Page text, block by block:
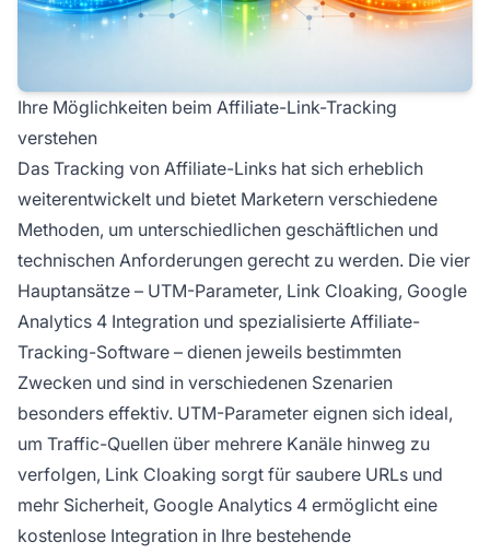
Ihre Möglichkeiten beim Affiliate-Link-Tracking
verstehen
Das Tracking von Affiliate-Links hat sich erheblich
weiterentwickelt und bietet Marketern verschiedene
Methoden, um unterschiedlichen geschäftlichen und
technischen Anforderungen gerecht zu werden. Die vier
Hauptansätze – UTM-Parameter, Link Cloaking, Google
Analytics 4 Integration und spezialisierte Affiliate-
Tracking-Software – dienen jeweils bestimmten
Zwecken und sind in verschiedenen Szenarien
besonders effektiv. UTM-Parameter eignen sich ideal,
um Traffic-Quellen über mehrere Kanäle hinweg zu
verfolgen, Link Cloaking sorgt für saubere URLs und
mehr Sicherheit, Google Analytics 4 ermöglicht eine
kostenlose Integration in Ihre bestehende